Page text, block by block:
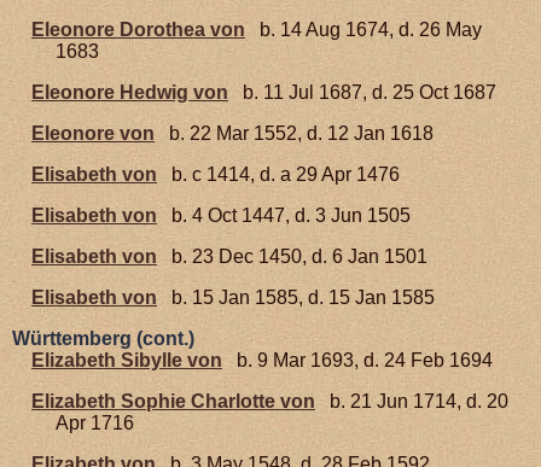
Eleonore Dorothea von
b. 14 Aug 1674, d. 26 May
1683
Eleonore Hedwig von
b. 11 Jul 1687, d. 25 Oct 1687
Eleonore von
b. 22 Mar 1552, d. 12 Jan 1618
Elisabeth von
b. c 1414, d. a 29 Apr 1476
Elisabeth von
b. 4 Oct 1447, d. 3 Jun 1505
Elisabeth von
b. 23 Dec 1450, d. 6 Jan 1501
Elisabeth von
b. 15 Jan 1585, d. 15 Jan 1585
Württemberg (cont.)
Elizabeth Sibylle von
b. 9 Mar 1693, d. 24 Feb 1694
Elizabeth Sophie Charlotte von b. 21 Jun 1714, d. 20
Apr 1716